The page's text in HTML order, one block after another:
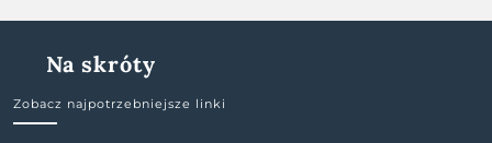
Na skróty
Zobacz najpotrzebniejsze linki